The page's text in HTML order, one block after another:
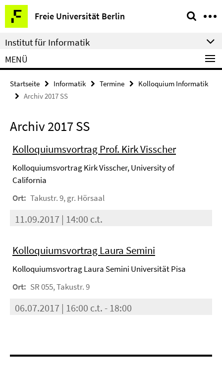
Springe
direkt
zu
Inhalt
Freie Universität Berlin
Service-
Navigation
Institut für Informatik
MENÜ
Startseite Informatik Termine
Kolloquium Informatik
Archiv 2017 SS
Archiv 2017 SS
Kolloquiumsvortrag Prof. Kirk Visscher
Kolloquiumsvortrag Kirk Visscher, University of
California
Ort: Takustr. 9, gr. Hörsaal
11.09.2017 | 14:00 c.t.
Kolloquiumsvortrag Laura Semini
Kolloquiumsvortrag Laura Semini Universität Pisa
Ort: SR 055, Takustr. 9
06.07.2017 | 16:00 c.t. - 18:00